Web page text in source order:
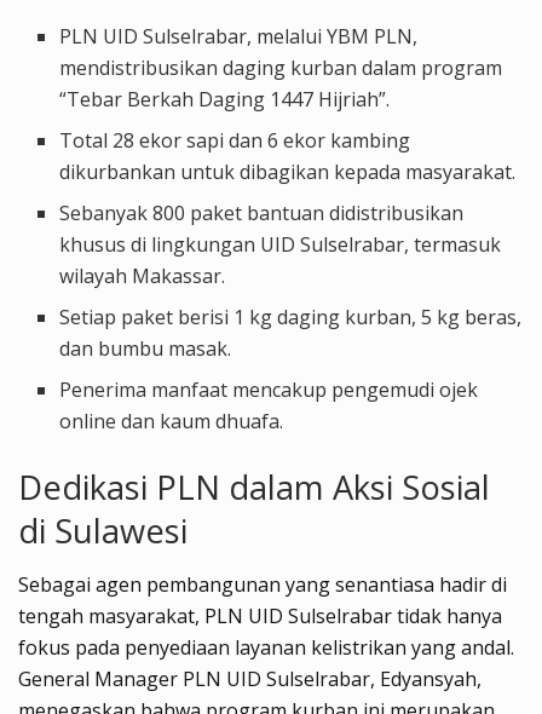
PLN UID Sulselrabar, melalui YBM PLN,
mendistribusikan daging kurban dalam program
“Tebar Berkah Daging 1447 Hijriah”.
Total 28 ekor sapi dan 6 ekor kambing
dikurbankan untuk dibagikan kepada masyarakat.
Sebanyak 800 paket bantuan didistribusikan
khusus di lingkungan UID Sulselrabar, termasuk
wilayah Makassar.
Setiap paket berisi 1 kg daging kurban, 5 kg beras,
dan bumbu masak.
Penerima manfaat mencakup pengemudi ojek
online dan kaum dhuafa.
Dedikasi PLN dalam Aksi Sosial
di Sulawesi
Sebagai agen pembangunan yang senantiasa hadir di
tengah masyarakat, PLN UID Sulselrabar tidak hanya
fokus pada penyediaan layanan kelistrikan yang andal.
General Manager PLN UID Sulselrabar, Edyansyah,